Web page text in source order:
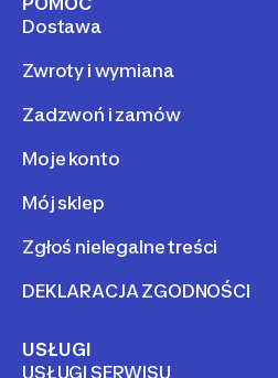
Dostawa
Zwroty i wymiana
Zadzwoń i zamów
Moje konto
Mój sklep
Zgłoś nielegalne treści
DEKLARACJA ZGODNOŚCI
USŁUGI
USŁUGI SERWISU